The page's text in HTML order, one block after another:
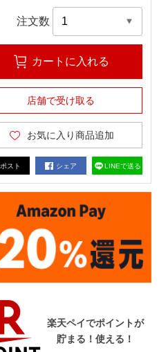
注文数
カートに入れる
店舗で受け取る
お気に入り商品追加
ポスト シェア LINEで送る